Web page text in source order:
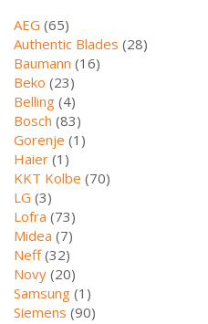
AEG (65)
Authentic Blades (28)
Baumann (16)
Beko (23)
Belling (4)
Bosch (83)
Gorenje (1)
Haier (1)
KKT Kolbe (70)
LG (3)
Lofra (73)
Midea (7)
Neff (32)
Novy (20)
Samsung (1)
Siemens (90)